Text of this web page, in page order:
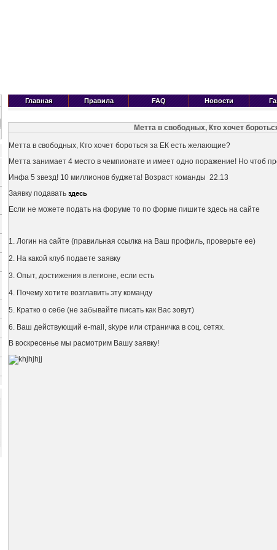
Главная Правила FAQ Новости
Метта в свободных, Кто хочет
Метта в свободных, Кто хочет бороться за ЕК есть желающие?
Метта занимает 4 место в чемпионате и имеет одно поражение! Но чтоб
Инфа 5 звезд! 10 миллионов буджета! Возраст команды 22.13
Заявку подавать здесь
Если не можете подать на форуме то по форме пишите здесь на сайте
1. Логин на сайте (правильная ссылка на Ваш профиль, проверьте ее)
2. На какой клуб подаете заявку
3. Опыт, достижения в легионе, если есть
4. Почему хотите возглавить эту команду
5. Кратко о себе (не забывайте писать как Вас зовут)
6. Ваш действующий e-mail, skype или страничка в соц. сетях.
В воскресенье мы расмотрим Вашу заявку!